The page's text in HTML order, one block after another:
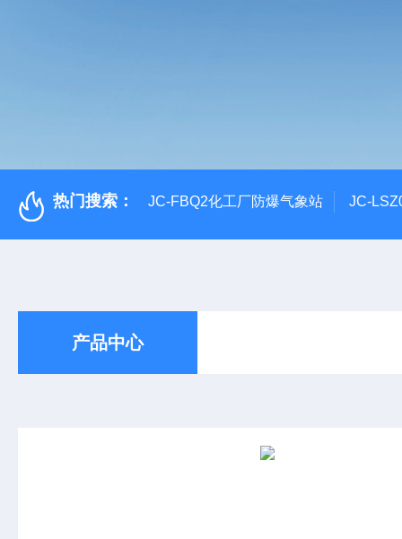
热门搜索： JC-FBQ2化工厂防爆气象站 JC-
产品中心